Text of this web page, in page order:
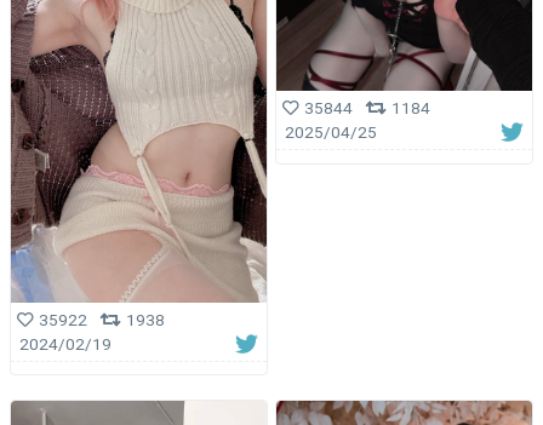
35922
1938
2024/02/19
35844
1184
2025/04/25